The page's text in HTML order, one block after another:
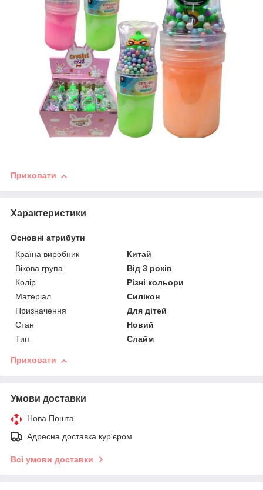
Приховати
Характеристики
Основні атрибути
Країна виробник
Китай
Вікова група
Від 3 років
Колір
Різні кольори
Матеріал
Силікон
Призначення
Для дітей
Стан
Новий
Тип
Слайм
Приховати
Умови доставки
Нова Пошта
Адресна доставка кур'єром
Всі умови доставки